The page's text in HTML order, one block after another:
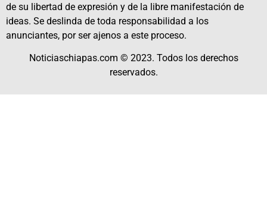
de su libertad de expresión y de la libre manifestación de
ideas. Se deslinda de toda responsabilidad a los
anunciantes, por ser ajenos a este proceso.
Noticiaschiapas.com © 2023. Todos los derechos
reservados.